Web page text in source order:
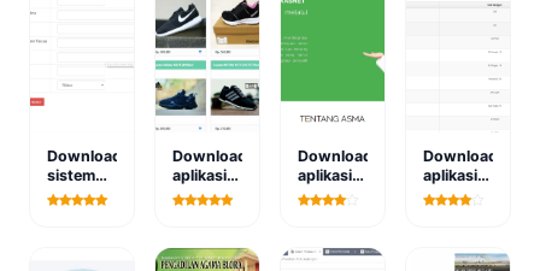
Download
sistem
informasi
Download
aplikasi
ecommerce
berbasis
Download
aplikasi
sistem
bayes
Download
aplikasi
akuntansi
bengkel